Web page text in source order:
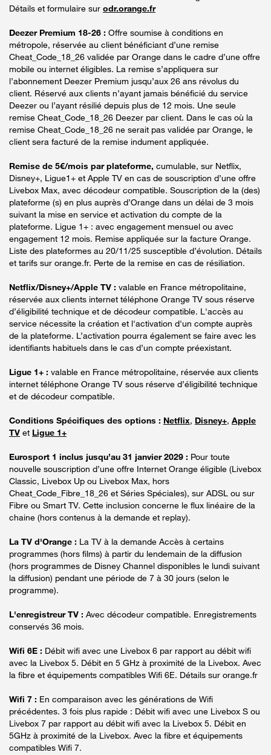
Détails et formulaire sur odr.orange.fr
Deezer Premium 18-26 : Offre soumise à conditions en
métropole, réservée au client bénéficiant d’une remise
Cheat_Code_18_26 validée par Orange dans le cadre d’une offre
mobile ou internet éligibles. La remise s’appliquera sur
l’abonnement Deezer Premium jusqu’aux 26 ans révolus du
client. Réservé aux clients n’ayant jamais bénéficié du service
Deezer ou l’ayant résilié depuis plus de 12 mois. Une seule
remise Cheat_Code_18_26 Deezer par client. Dans le cas où la
remise Cheat_Code_18_26 ne serait pas validée par Orange, le
client sera facturé de la remise indument appliquée.
Remise de 5€/mois par plateforme, cumulable, sur Netflix,
Disney+, Ligue1+ et Apple TV en cas de souscription d’une offre
Livebox Max, avec décodeur compatible. Souscription de la (des)
plateforme (s) en plus auprès d’Orange dans un délai de 3 mois
suivant la mise en service et activation du compte de la
plateforme. Ligue 1+ : avec engagement mensuel ou avec
engagement 12 mois. Remise appliquée sur la facture Orange.
Liste des plateformes au 20/11/25 susceptible d’évolution. Détails
et tarifs sur orange.fr. Perte de la remise en cas de résiliation.
Netflix/Disney+/Apple TV : valable en France métropolitaine,
réservée aux clients internet téléphone Orange TV sous réserve
d’éligibilité technique et de décodeur compatible. L'accès au
service nécessite la création et l'activation d'un compte auprès
de la plateforme. L’activation pourra également se faire avec les
identifiants habituels dans le cas d’un compte préexistant.
Ligue 1+ : valable en France métropolitaine, réservée aux clients
internet téléphone Orange TV sous réserve d’éligibilité technique
et de décodeur compatible.
Conditions Spécifiques des options : Netflix, Disney+, Apple
TV et Ligue 1+
Eurosport 1 inclus jusqu’au 31 janvier 2029 : Pour toute
nouvelle souscription d’une offre Internet Orange éligible (Livebox
Classic, Livebox Up ou Livebox Max, hors
Cheat_Code_Fibre_18_26 et Séries Spéciales), sur ADSL ou sur
Fibre ou Smart TV. Cette inclusion concerne le flux linéaire de la
chaine (hors contenus à la demande et replay).
La TV d'Orange : La TV à la demande Accès à certains
programmes (hors films) à partir du lendemain de la diffusion
(hors programmes de Disney Channel disponibles le lundi suivant
la diffusion) pendant une période de 7 à 30 jours (selon le
programme).
L'enregistreur TV : Avec décodeur compatible. Enregistrements
conservés 36 mois.
Wifi 6E : Débit wifi avec une Livebox 6 par rapport au débit wifi
avec la Livebox 5. Débit en 5 GHz à proximité de la Livebox. Avec
la fibre et équipements compatibles Wifi 6E. Détails sur orange.fr
Wifi 7 : En comparaison avec les générations de Wifi
précédentes. 3 fois plus rapide : Débit wifi avec une Livebox S ou
Livebox 7 par rapport au débit wifi avec la Livebox 5. Débit en
5GHz à proximité de la Livebox. Avec la fibre et équipements
compatibles Wifi 7.